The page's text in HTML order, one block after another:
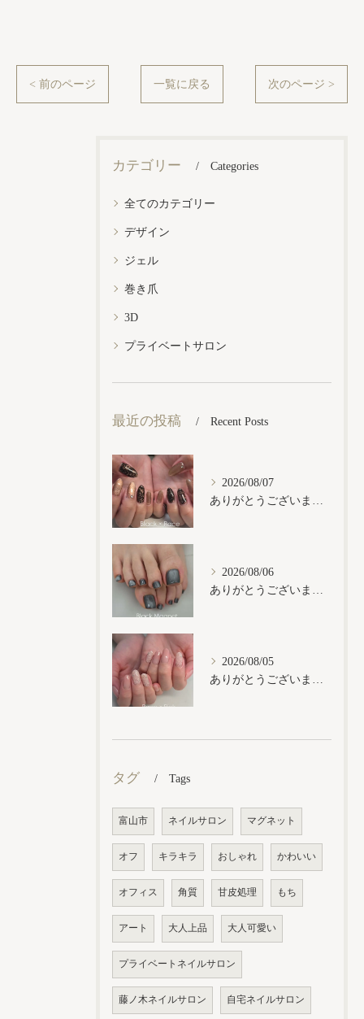
< 前のページ 一覧に戻る 次のページ >
カテゴリー Categories
全てのカテゴリー
デザイン
ジェル
巻き爪
3D
プライベートサロン
最近の投稿 Recent Posts
2026/08/07
ありがとうございます𓂃𓈒𓏸︎︎︎︎
2026/08/06
ありがとうございます𓂃𓈒𓏸︎︎︎︎
2026/08/05
ありがとうございます𓂃𓈒𓏸︎︎︎︎
タグ Tags
富山市 ネイルサロン マグネット
オフ キラキラ おしゃれ かわいい
オフィス 角質 甘皮処理 もち
アート 大人上品 大人可愛い
プライベートネイルサロン
藤ノ木ネイルサロン 自宅ネイルサロン